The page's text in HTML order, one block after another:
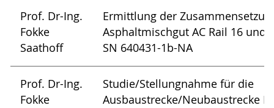
Prof. Dr-Ing.
Fokke
Saathoff
Ermittlung der
Asphaltmischgut AC Rail 16 und
SN 640431-1b-NA
Prof. Dr-Ing.
Fokke
Studie/Stellungnahme für die
Ausbaustrecke/Neubaustrecke